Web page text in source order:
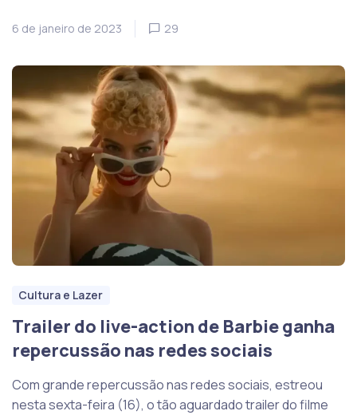
6 de janeiro de 2023 29
Cultura e Lazer
Trailer do live-action de Barbie ganha
repercussão nas redes sociais
Com grande repercussão nas redes sociais, estreou
nesta sexta-feira (16), o tão aguardado trailer do filme